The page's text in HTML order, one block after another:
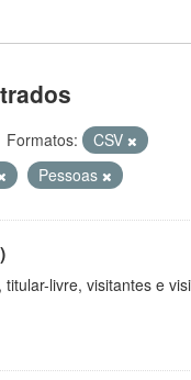
Formatos:
CSV
Pessoas
livre, visitantes e